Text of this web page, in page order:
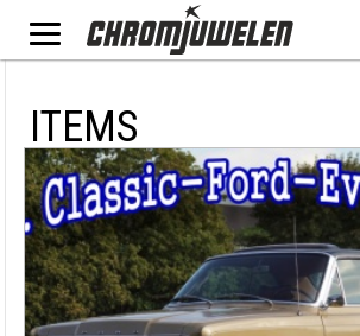
ITEMS